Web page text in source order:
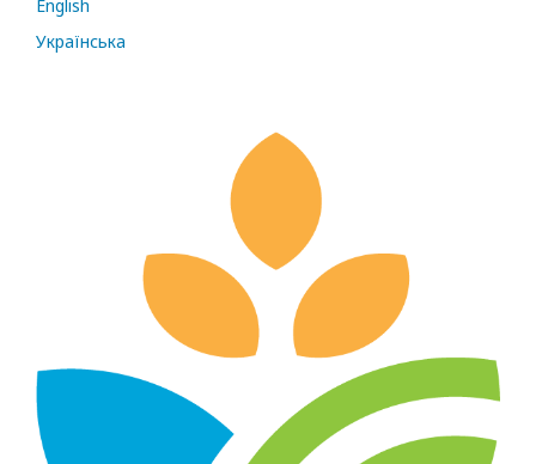
English
Українська